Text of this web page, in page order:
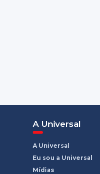
A Universal
A Universal
Eu sou a Universal
Mídias